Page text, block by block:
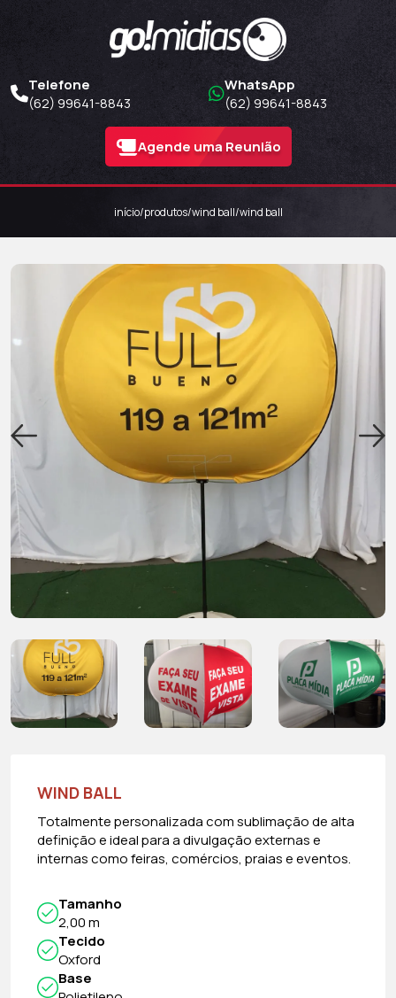
Telefone
(62) 99641-8843
WhatsApp
(62) 99641-8843
Agende uma Reunião
início/produtos/wind ball/wind ball
WIND BALL
Totalmente personalizada com sublimação de alta
definição e ideal para a divulgação externas e
internas como feiras, comércios, praias e eventos.
Tamanho
2,00 m
Tecido
Oxford
Base